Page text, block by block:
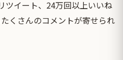
ツイート、24万回以上いいね
くさんのコメントが寄せられ